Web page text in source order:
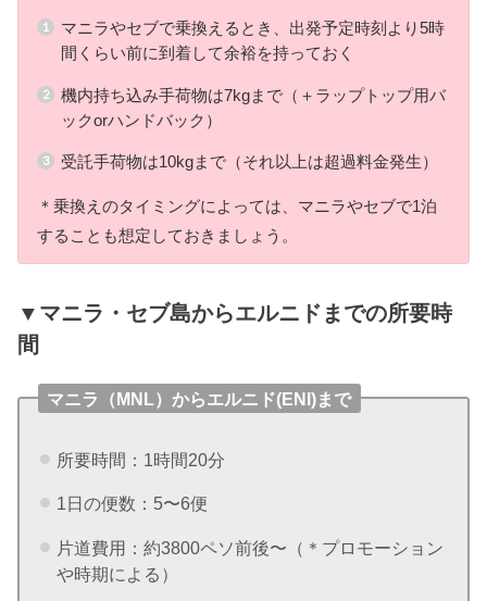
マニラやセブで乗換えるとき、出発予定時刻より5時
間くらい前に到着して余裕を持っておく
機内持ち込み手荷物は7kgまで（＋ラップトップ用バ
ックorハンドバック）
受託手荷物は10kgまで（それ以上は超過料金発生）
＊乗換えのタイミングによっては、マニラやセブで1泊
することも想定しておきましょう。
▼マニラ・セブ島からエルニドまでの所要時
間
マニラ（MNL）からエルニド(ENI)まで
所要時間：1時間20分
1日の便数：5〜6便
片道費用：約3800ペソ前後〜（＊プロモーション
や時期による）